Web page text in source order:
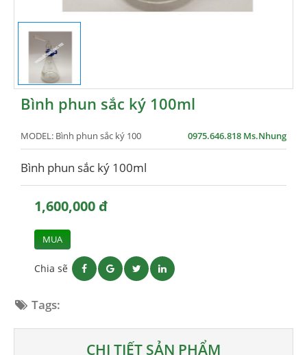
Bình phun sắc ký 100ml
MODEL: Bình phun sắc ký 100 0975.646.818 Ms.Nhung
Bình phun sắc ký 100ml
1,600,000 đ
MUA
Chia sẽ
Tags:
CHI TIẾT SẢN PHẨM